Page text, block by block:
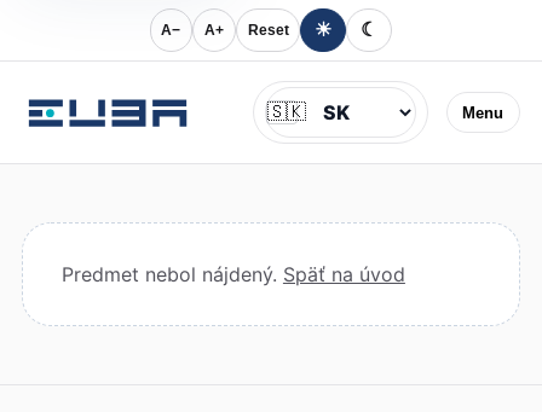
A− A+ Reset ☀ ☾
Menu
Jazyk
🇸🇰
Predmet nebol nájdený. Späť na úvod